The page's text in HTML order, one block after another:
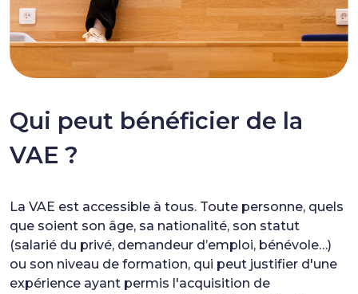
Qui peut bénéficier de la
VAE ?
La VAE est accessible à tous. Toute personne, quels
que soient son âge, sa nationalité, son statut
(salarié du privé, demandeur d’emploi, bénévole…)
ou son niveau de formation, qui peut justifier d'une
expérience ayant permis l'acquisition de